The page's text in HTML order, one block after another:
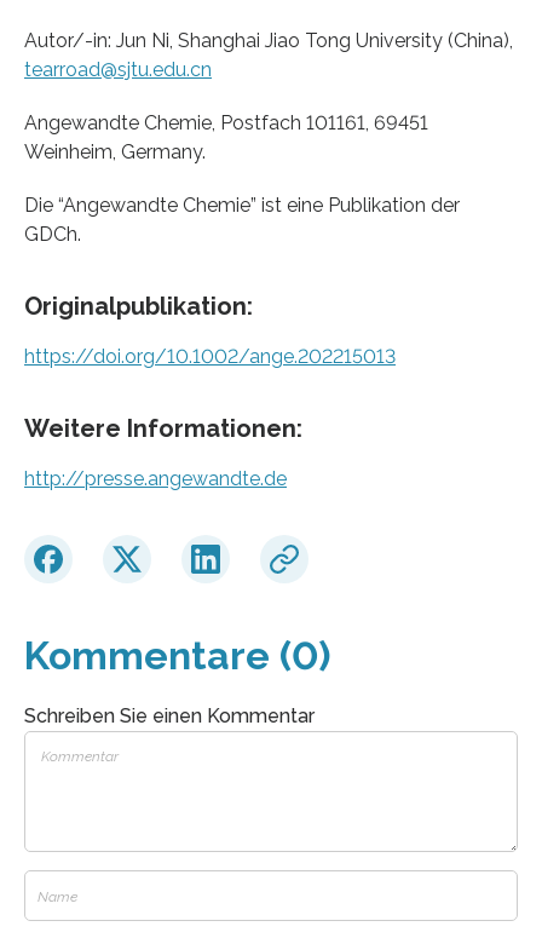
Autor/-in: Jun Ni, Shanghai Jiao Tong University (China),
tearroad@sjtu.edu.cn
Angewandte Chemie, Postfach 101161, 69451
Weinheim, Germany.
Die “Angewandte Chemie” ist eine Publikation der
GDCh.
Originalpublikation:
https://doi.org/10.1002/ange.202215013
Weitere Informationen:
http://presse.angewandte.de
Kommentare (0)
Schreiben Sie einen Kommentar